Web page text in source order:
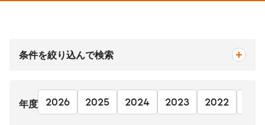
採用サイト
条件を絞り込んで検索
年度 2026 2025 2024 2023 2022